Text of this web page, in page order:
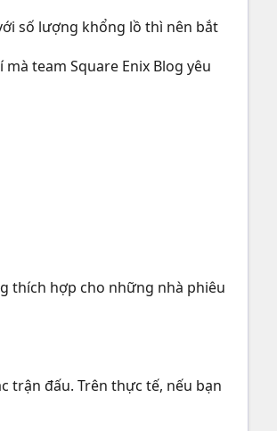
số lượng khổng lồ thì nên bắt
team Square Enix Blog yêu
thích hợp cho những nhà phiêu
trận đấu. Trên thực tế, nếu bạn